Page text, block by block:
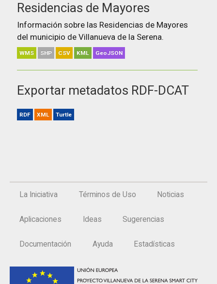
Residencias de Mayores
Información sobre las Residencias de Mayores
del municipio de Villanueva de la Serena.
WMS SHP CSV KML GeoJSON
Exportar metadatos RDF-DCAT
RDF XML Turtle
La Iniciativa Términos de Uso Noticias
Aplicaciones Ideas Sugerencias
Documentación Ayuda Estadísticas